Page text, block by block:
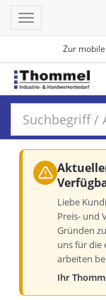
Zur
Toggle
navigation
Liebe
Preis- und
Gründen
uns für die
arbeiten
Ihr